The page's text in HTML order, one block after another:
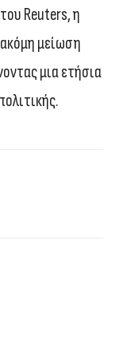
Reuters, η
μείωση
μια ετήσια